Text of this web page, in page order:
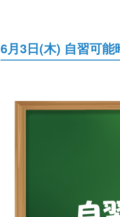
6月3日(木) 自習可能